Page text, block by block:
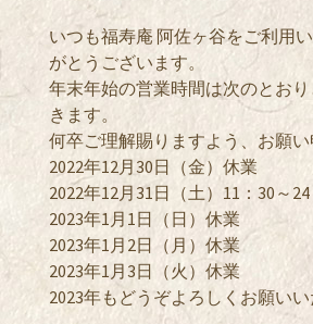
いつも福寿庵 阿佐ヶ谷をご利用
がとうございます。
年末年始の営業時間は次のとお
きます。
何卒ご理解賜りますよう、お願い
2022年12月30日（金）休業
2022年12月31日（土）11：30～24
2023年1月1日（日）休業
2023年1月2日（月）休業
2023年1月3日（火）休業
2023年もどうぞよろしくお願いい